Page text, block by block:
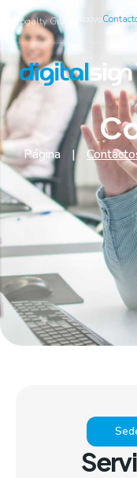
Logalty Group
Página |